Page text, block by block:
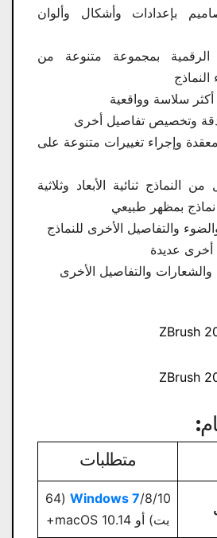
بإعدادات وأشكال وألوان
الرقمية بمجموعة متنوعة من
النماذج
سلاسة وواقعية
وتخصيص تفاصيل أخرى
وإجراء تغييرات متنوعة على
النماذج ثنائية الأبعاد وثلاثية
نماذج بمظهر طبيعي
والتفاصيل الأخرى للنماذج
عديدة
والتفاصيل الأخرى
:
متطلبات
Windows 7
/8/10 (64
بت) أو macOS 10.14+